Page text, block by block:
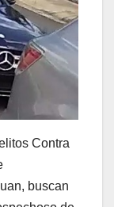
Contra
buscan